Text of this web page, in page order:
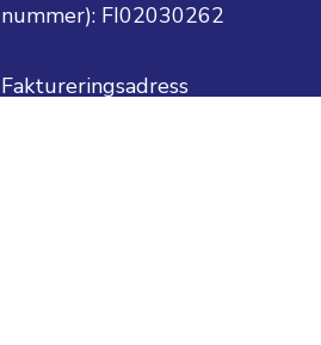
nummer): FI02030262
Faktureringsadress